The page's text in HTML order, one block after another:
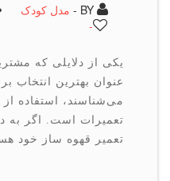
مدل کودک تولید ,
یکی از دلایلی که مشتریان
عنوان بهترین انتخاب برای
می‌شناسند، استفاده از قطعات
تعمیرات است. اگر به دنبال
تعمیر قهوه ساز خود هستید،